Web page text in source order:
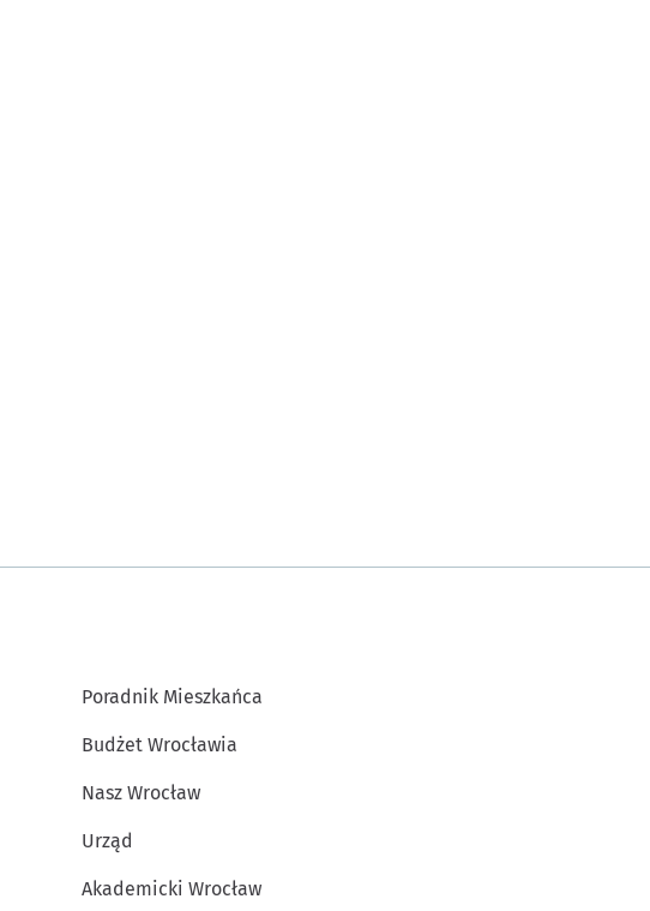
Poradnik Mieszkańca
Budżet Wrocławia
Nasz Wrocław
Urząd
Akademicki Wrocław